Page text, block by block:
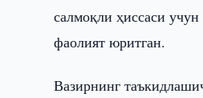
салмоқли ҳиссаси
фаолият юритган.
Вазирнинг